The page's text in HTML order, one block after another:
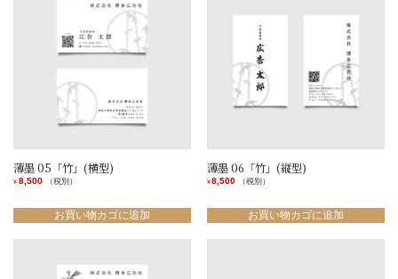
薄墨 05「竹」(横型)
¥ 8,500 （税別）
お買い物カゴに追加
薄墨 06「竹」(縦型)
¥8,500 （税別）
お買い物カゴに追加